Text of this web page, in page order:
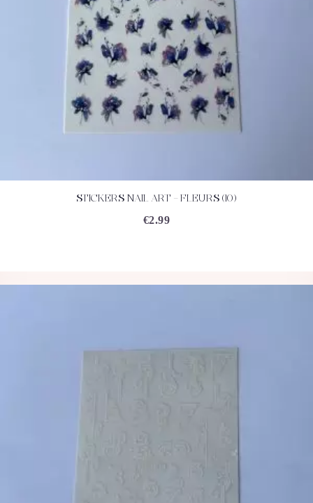
ACHETEZ DÉTAILS
STICKERS NAIL ART – FLEURS (10)
€2.99